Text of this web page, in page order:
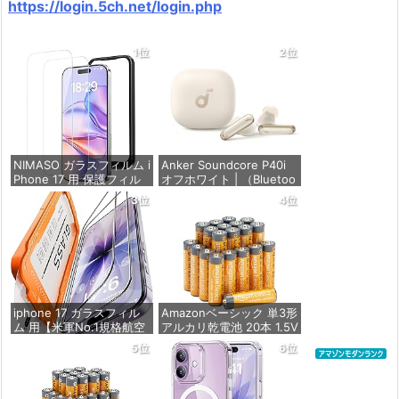
https://login.5ch.net/login.php
1位
NIMASO ガラスフィルム i
Phone 17 用 保護フィル
ム 強化ガラス 耐衝撃 高
透過率 指紋防止 貼りやす
い ガイド枠付き | いPhon
e17 (6.3インチ) 対応 2枚
セット DSP25F1698
価格：¥1,357
2位
Anker Soundcore P40i
オフホワイト | （Bluetoo
th 5.3） 【完全ワイヤレ
スイヤホン/ウルトラノイ
ズキャンセリング 2.0 / マ
ルチポイント接続 / 最大6
0時間再生 / PSE技術基準
適合】
価格：¥7,990
3位
iphone 17 ガラスフィル
ム 用【米軍No.1規格航空
材料&独創的なガイド枠】
2枚セット 全面保護 最強
硬度10H 耐衝撃 | いphon
e17 保護フィルム 気泡な
4位
Amazonベーシック 単3形
アルカリ乾電池 20本 1.5V
保存期限10年 液漏れ防止
価格：¥846
5位 6位